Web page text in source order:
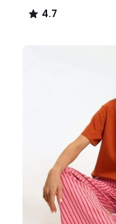
4.7
/